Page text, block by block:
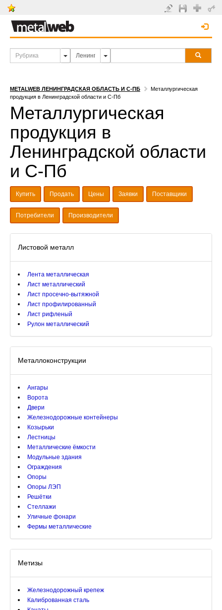
METALWEB ЛЕНИНГРАДСКАЯ ОБЛАСТЬ И С-ПБ
Металлургическая
продукция в Ленинградской области и С-Пб
Металлургическая
продукция в
Ленинградской области
и С-Пб
Купить Продать Цены Заявки Поставщики
Потребители Производители
Листовой металл
Лента металлическая
Лист металлический
Лист просечно-вытяжной
Лист профилированный
Лист рифленый
Рулон металлический
Металлоконструкции
Ангары
Ворота
Двери
Железнодорожные контейнеры
Козырьки
Лестницы
Металлические ёмкости
Модульные здания
Ограждения
Опоры
Опоры ЛЭП
Решётки
Стеллажи
Уличные фонари
Фермы металлические
Метизы
Железнодорожный крепеж
Калиброванная сталь